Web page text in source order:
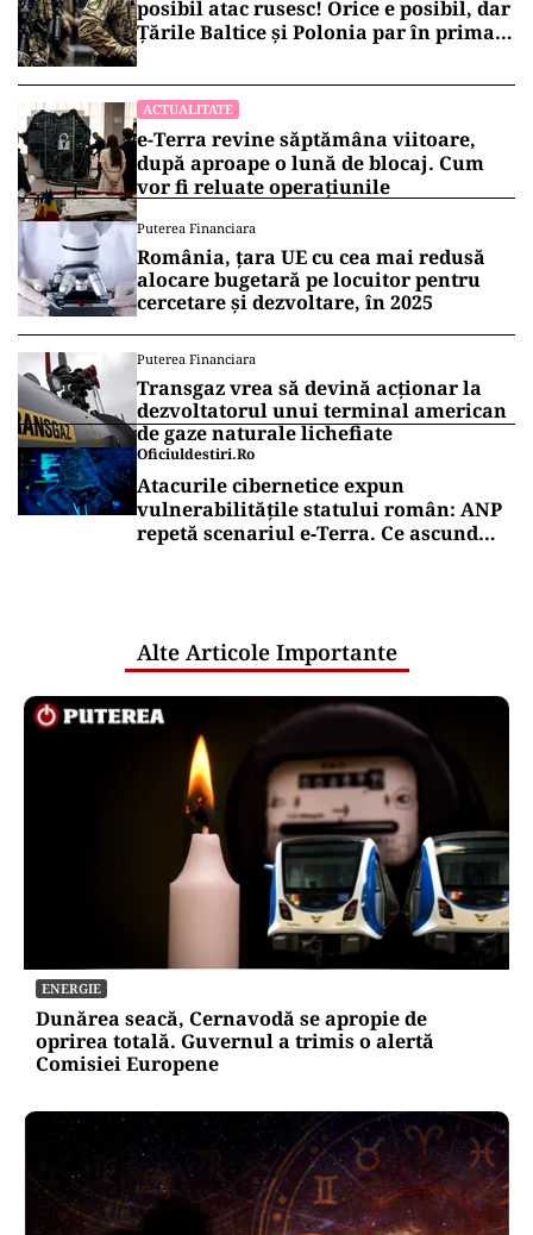
posibil atac rusesc! Orice e posibil, dar
Țările Baltice și Polonia par în prima
ACTUALITATE
e-Terra revine săptămâna viitoare,
după aproape o lună de blocaj. Cum
vor fi reluate operațiunile
Puterea Financiara
România, țara UE cu cea mai redusă
alocare bugetară pe locuitor pentru
cercetare și dezvoltare, în 2025
Puterea Financiara
Transgaz vrea să devină acționar la
dezvoltatorul unui terminal american
de gaze naturale lichefiate
Oficiuldestiri.ro
Atacurile cibernetice expun
vulnerabilitățile statului român: ANP
repetă scenariul e‑Terra. Ce ascund
Alte Articole Importante
ENERGIE
Dunărea seacă, Cernavodă se apropie de
oprirea totală. Guvernul a trimis o alertă
Comisiei Europene